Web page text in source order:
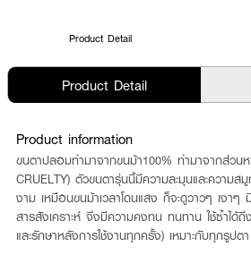
Product Detail
Product Detail
Product information
ขนตาปลอมทำมาจากขนม้า100% ทำมาจากส่วน
CRUELTY) ตัวขนตารุ่นนี้มีความละมุนและความส
งาม เหมือนขนม้าเวลาโดนแสง ก็จะดูวาวๆ เงาๆ
สารสังเคราะห์ จึงมีความคงทน ทนทาน ใช้ซ้ำได้
และรักษาหลังการใช้งานทุกครั้ง) เหมาะกับทุกรูปต